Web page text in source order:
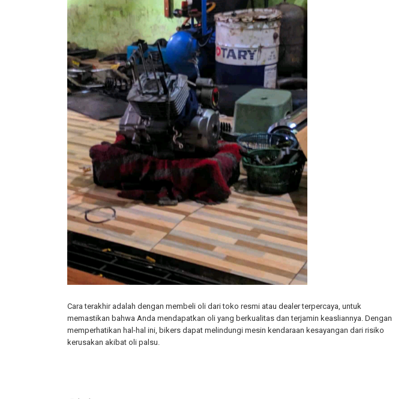
Cara terakhir adalah dengan membeli oli dari toko resmi atau dealer terpercaya, untuk
memastikan bahwa Anda mendapatkan oli yang berkualitas dan terjamin keasliannya. Dengan
memperhatikan hal-hal ini, bikers dapat melindungi mesin kendaraan kesayangan dari risiko
kerusakan akibat oli palsu.